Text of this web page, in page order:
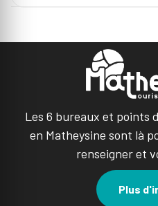
Les 6 bureaux et points
en Matheysine sont là
renseigner et
Plus